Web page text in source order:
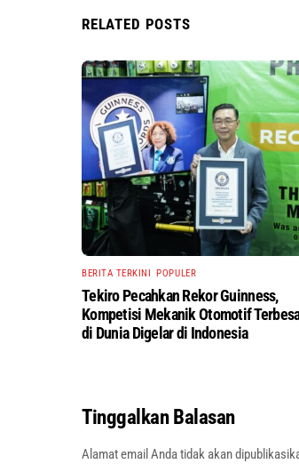
RELATED POSTS
BERITA TERKINI POPULER
Tekiro Pecahkan Rekor Guinness,
Kompetisi Mekanik Otomotif
di Dunia Digelar di Indonesia
Tinggalkan Balasan
Alamat email Anda tidak akan